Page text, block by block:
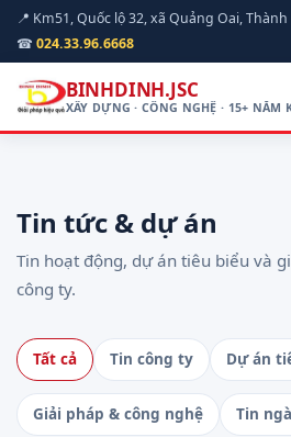
📍 Km51, Quốc lộ 32, xã Quảng Oai,
☎ 024.33.96.6668
BINHDINH.JSC
XÂY DỰNG · CÔNG NGHỆ · 15+ NĂM
Tin tức & dự án
Tin hoạt động, dự án tiêu biểu và
công ty.
Tất cả Tin công ty Dự án
Giải pháp & công nghệ Tin